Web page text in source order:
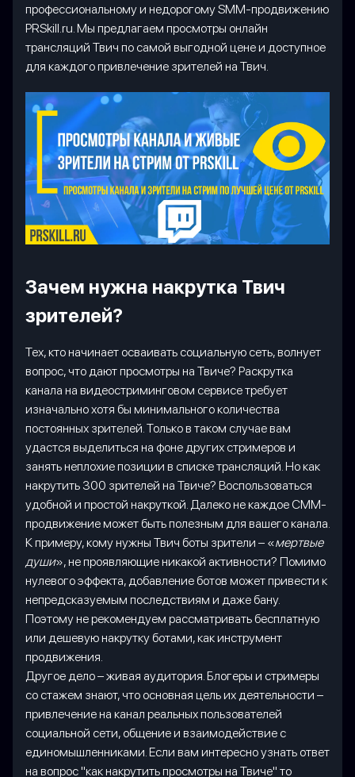
профессиональному и недорогому SMM-продвижению
PRSkill.ru. Мы предлагаем просмотры онлайн
трансляций Твич по самой выгодной цене и доступное
для каждого привлечение зрителей на Твич.
Зачем нужна накрутка Твич
зрителей?
Тех, кто начинает осваивать социальную сеть, волнует
вопрос, что дают просмотры на Твиче? Раскрутка
канала на видеостриминговом сервисе требует
изначально хотя бы минимального количества
постоянных зрителей. Только в таком случае вам
удастся выделиться на фоне других стримеров и
занять неплохие позиции в списке трансляций. Но как
накрутить 300 зрителей на Твиче? Воспользоваться
удобной и простой накруткой. Далеко не каждое СММ-
продвижение может быть полезным для вашего канала.
К примеру, кому нужны Твич боты зрители – «мертвые
души», не проявляющие никакой активности? Помимо
нулевого эффекта, добавление ботов может привести к
непредсказуемым последствиям и даже бану.
Поэтому не рекомендуем рассматривать бесплатную
или дешевую накрутку ботами, как инструмент
продвижения.
Другое дело – живая аудитория. Блогеры и стримеры
со стажем знают, что основная цель их деятельности –
привлечение на канал реальных пользователей
социальной сети, общение и взаимодействие с
единомышленниками. Если вам интересно узнать ответ
на вопрос "как накрутить просмотры на Твиче" то